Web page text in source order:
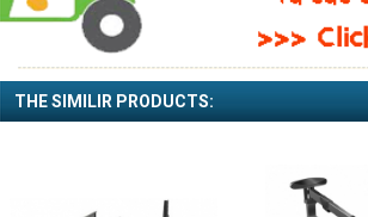
THE SIMILIR PRODUCTS: